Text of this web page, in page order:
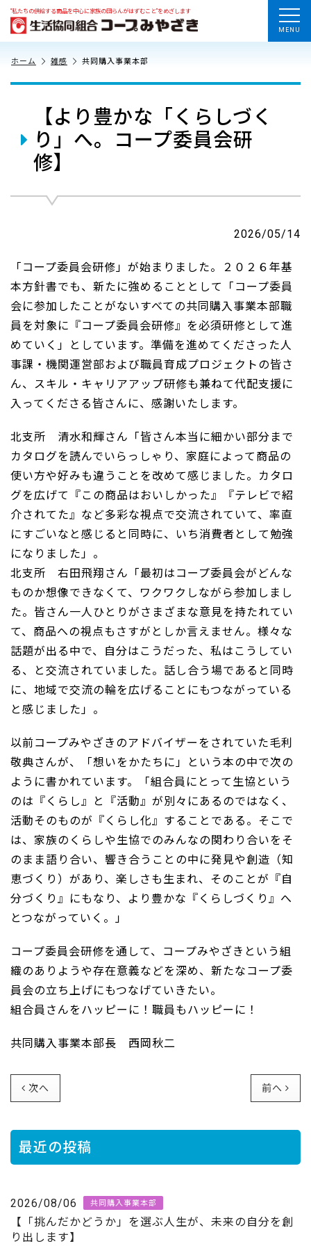
“私たちの供給する商品を中心に家族の団らんがはずむこと”をめざします
MENU
ホーム 雑感 共同購入事業本部
【より豊かな「くらしづく
り」へ。コープ委員会研
修】
2026/05/14
「コープ委員会研修」が始まりました。２０２６年基
本方針書でも、新たに強めることとして「コープ委員
会に参加したことがないすべての共同購入事業本部職
員を対象に『コープ委員会研修』を必須研修として進
めていく」としています。準備を進めてくださった人
事課・機関運営部および職員育成プロジェクトの皆さ
ん、スキル・キャリアアップ研修も兼ねて代配支援に
入ってくださる皆さんに、感謝いたします。
北支所 清水和輝さん「皆さん本当に細かい部分まで
カタログを読んでいらっしゃり、家庭によって商品の
使い方や好みも違うことを改めて感じました。カタロ
グを広げて『この商品はおいしかった』『テレビで紹
介されてた』など多彩な視点で交流されていて、率直
にすごいなと感じると同時に、いち消費者として勉強
になりました」。
北支所 右田飛翔さん「最初はコープ委員会がどんな
ものか想像できなくて、ワクワクしながら参加しまし
た。皆さん一人ひとりがさまざまな意見を持たれてい
て、商品への視点もさすがとしか言えません。様々な
話題が出る中で、自分はこうだった、私はこうしてい
る、と交流されていました。話し合う場であると同時
に、地域で交流の輪を広げることにもつながっている
と感じました」。
以前コープみやざきのアドバイザーをされていた毛利
敬典さんが、「想いをかたちに」という本の中で次の
ように書かれています。「組合員にとって生協という
のは『くらし』と『活動』が別々にあるのではなく、
活動そのものが『くらし化』することである。そこで
は、家族のくらしや生協でのみんなの関わり合いをそ
のまま語り合い、響き合うことの中に発見や創造（知
恵づくり）があり、楽しさも生まれ、そのことが『自
分づくり』にもなり、より豊かな『くらしづくり』へ
とつながっていく。」
コープ委員会研修を通して、コープみやざきという組
織のありようや存在意義などを深め、新たなコープ委
員会の立ち上げにもつなげていきたい。
組合員さんをハッピーに！職員もハッピーに！
共同購入事業本部長 西岡秋二
次へ 前へ
最近の投稿
2026/08/06 共同購入事業本部
【「挑んだかどうか」を選ぶ人生が、未来の自分を創
り出します】